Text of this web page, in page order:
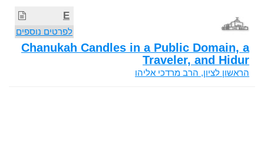
E
לפרטים נוספים
Chanukah Candles in a Public Domain, a
Traveler, and Hidur
הראשון לציון, הרב מרדכי אליהו